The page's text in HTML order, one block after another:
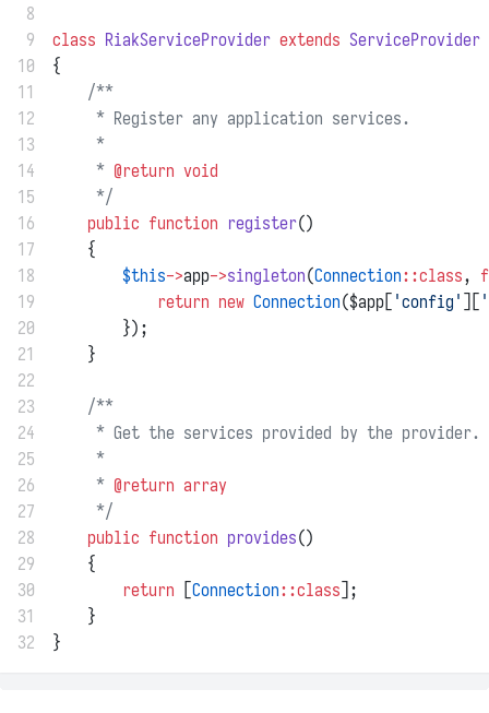
8
9
class RiakServiceProvider extends ServiceProvider
10
{
11
/**
12
     * Register any application services.
13
     *
14
     *
@return void
15
     */
16
public function register()
17
    {
18
$this->app->singleton(Connection::class,
19
return new Connection($app[ 'config' ][
20
        });
21
    }
22
23
/**
24
     * Get the services provided by the provider.
25
     *
26
     *
@return array
27
     */
28
public function provides()
29
    {
30
return [Connection::class];
31
    }
32
}